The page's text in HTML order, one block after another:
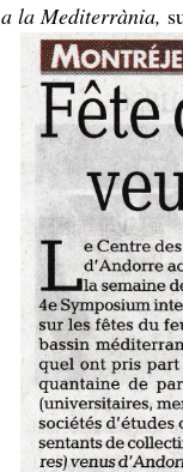
a la Mediterrània,